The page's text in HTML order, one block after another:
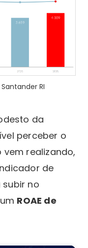
RI
da
perceber o
realizando,
de
no
ROAE de